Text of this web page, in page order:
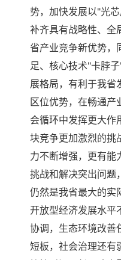
势，加快发展以"光
补齐具有战略性、全
省产业竞争新优势，
足、核心技术"卡脖
展格局，有利于我省
区位优势，在畅通产
会循环中发挥更大作
块竞争更加激烈的挑
力不断增强，更有能
挑战和解决突出问题
仍然是我省最大的实
开放型经济发展水平
协调，生态环境改善
短板，社会治理还有